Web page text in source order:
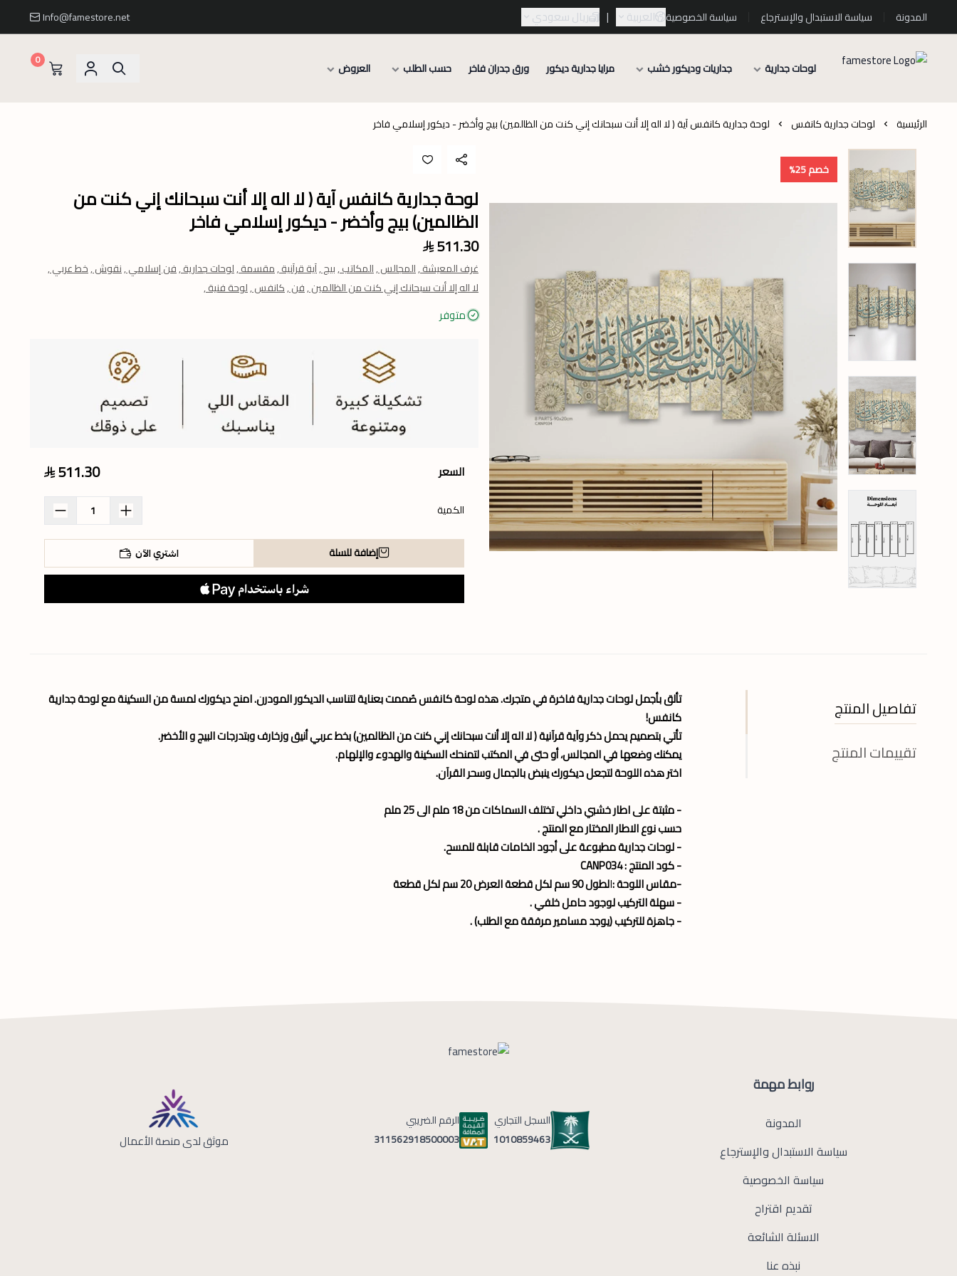
المدونة سياسة الاستبدال والإسترجاع سياسة الخصوصية العربية | ريال سعودي Info@famestore.net
لوحات جدارية جداريات وديكور خشب مرايا جدارية ديكور ورق جدران فاخر حسب الطلب العروض 0
الرئيسية لوحات جدارية كانفس لوحة جدارية كانفس آية ( لا اله إلا أنت سبحانك إني كنت من الظالمين) بيج وأخضر - ديكور إسلامي فاخر
خصم 25%
لوحة جدارية كانفس آية ( لا اله إلا أنت سبحانك إني كنت من
الظالمين) بيج وأخضر - ديكور إسلامي فاخر
511.30
غرف المعيشة ,المجالس ,المكاتب ,بيج ,آية قرآنية ,مقسمة ,لوحات جدارية ,فن إسلامي ,نقوش ,خط عربي ,
لا اله إلا أنت سبحانك إني كنت من الظالمين ,فن ,كانفس ,لوحة فنية ,
متوفر
السعر 511.30
الكمية
إضافة للسلة اشتري الآن
تفاصيل المنتج
تقييمات المنتج
تألق بأجمللوحات جداريةفاخرة في متجرك. هذهلوحة كانفسصُممت بعناية لتناسب الديكور المودرن. امنح ديكورك لمسة من السكينة مع لوحة جدارية
كانفس!
تأتي بتصميم يحمل ذكر وآية قرآنية ( لا اله إلا أنت سبحانك إني كنت من الظالمين) بخط عربي أنيق وزخارف وبتدرجات البيج و الأخضر.
يمكنك وضعها في المجالس، أو حتى في المكتب لتمنحك السكينة والهدوء والإلهام.
اختر هذه اللوحة لتجعل ديكورك ينبض بالجمال وسحر القرآن.
- مثبتة على اطار خشبي داخلي تختلف السماكات من 18 ملم الى 25 ملم
حسب نوع الاطار المختار مع المنتج .
- لوحات جدارية مطبوعة على أجود الخامات قابلة للمسح.
- كود المنتج : CANP034
-مقاس اللوحة :الطول 90 سم لكل قطعة العرض 20 سم لكل قطعة
- سهلة التركيب لوجود حامل خلفي .
- جاهزة للتركيب (يوجد مسامير مرفقة مع الطلب) .
روابط مهمة
المدونة
سياسة الاستبدال والإسترجاع
سياسة الخصوصية
تقديم اقتراح
الاسئلة الشائعة
نبذه عنا
السجل التجاري
1010859463
الرقم الضريبي
311562918500003
موثق لدى منصة الأعمال